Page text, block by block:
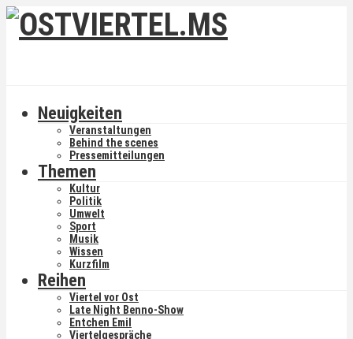
Neuigkeiten
Veranstaltungen
Behind the scenes
Pressemitteilungen
Themen
Kultur
Politik
Umwelt
Sport
Musik
Wissen
Kurzfilm
Reihen
Viertel vor Ost
Late Night Benno-Show
Entchen Emil
Viertelgespräche